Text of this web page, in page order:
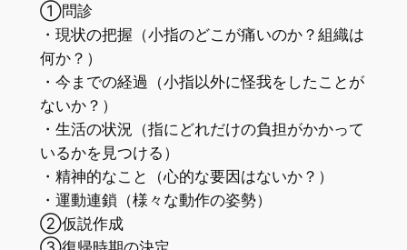
①問診
・現状の把握（小指のどこが痛いのか？組織は
何か？）
・今までの経過（小指以外に怪我をしたことが
ないか？）
・生活の状況（指にどれだけの負担がかかって
いるかを見つける）
・精神的なこと（心的な要因はないか？）
・運動連鎖（様々な動作の姿勢）
②仮説作成